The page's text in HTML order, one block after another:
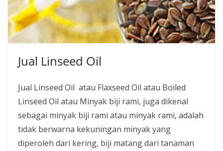
Jual Linseed Oil
Jual Linseed Oil atau Flaxseed Oil atau Boiled
Linseed Oil atau Minyak biji rami, juga dikenal
sebagai minyak biji rami atau minyak rami, adalah
tidak berwarna kekuningan minyak yang
diperoleh dari kering, biji matang dari tanaman